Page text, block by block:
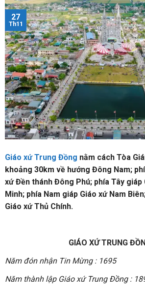
27
Th11
Giáo xứ Trung Đồng nằm cách Tòa
khoảng 30km về hướng Đông Nam;
xứ Đền thánh Đông Phú; phía Tây giáp
Minh; phía Nam giáp Giáo xứ Nam
Giáo xứ Thủ Chính.
GIÁO XỨ TRUNG
Năm đón nhận Tin Mừng : 1695
Năm thành lập Giáo xứ Trung Đồng :